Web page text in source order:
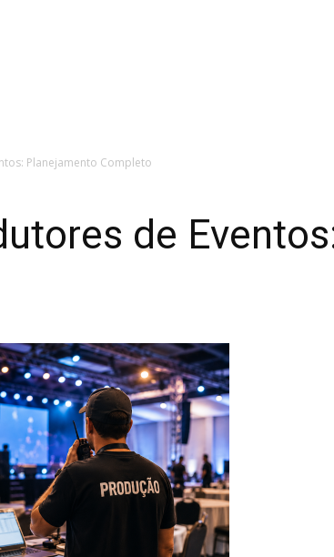
Planejamento Completo
de